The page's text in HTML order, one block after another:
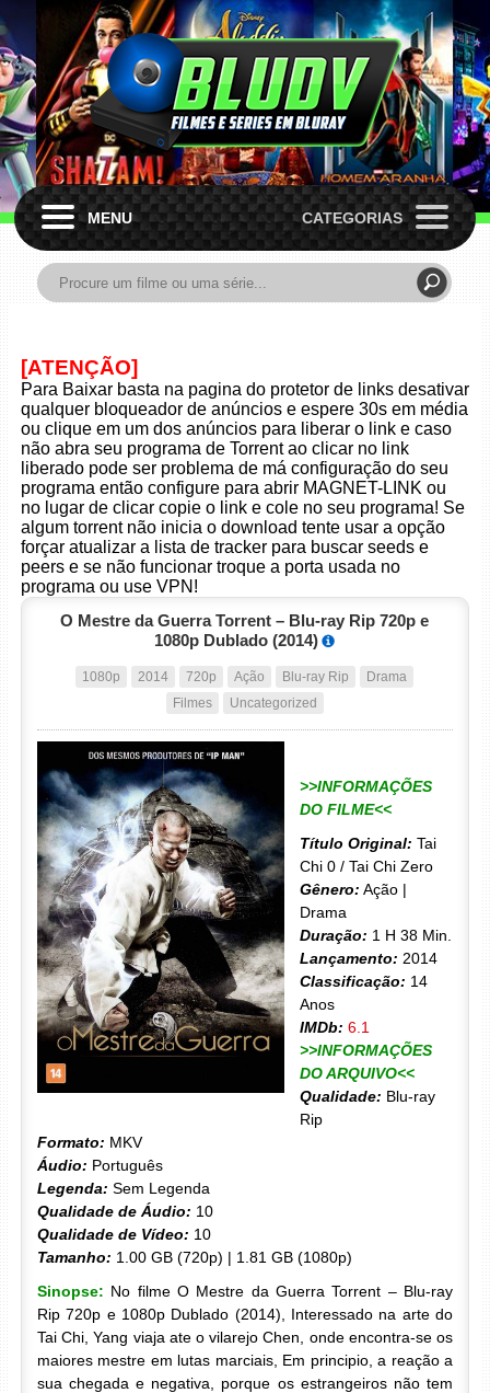
MENU CATEGORIAS
[ATENÇÃO]
Para Baixar basta na pagina do protetor de links desativar
qualquer bloqueador de anúncios e espere 30s em média
ou clique em um dos anúncios para liberar o link e caso
não abra seu programa de Torrent ao clicar no link
liberado pode ser problema de má configuração do seu
programa então configure para abrir MAGNET-LINK ou
no lugar de clicar copie o link e cole no seu programa! Se
algum torrent não inicia o download tente usar a opção
forçar atualizar a lista de tracker para buscar seeds e
peers e se não funcionar troque a porta usada no
programa ou use VPN!
O Mestre da Guerra Torrent – Blu-ray Rip 720p e
1080p Dublado (2014)
1080p 2014 720p Ação Blu-ray Rip
Drama
Filmes
Uncategorized
>>INFORMAÇÕES
DO FILME<<
Título Original: Tai
Chi 0 / Tai Chi Zero
Gênero: Ação |
Drama
Duração: 1 H 38 Min.
Lançamento: 2014
Classificação: 14
Anos
IMDb: 6.1
>>INFORMAÇÕES
DO ARQUIVO<<
Qualidade: Blu-ray
Rip
Formato: MKV
Áudio: Português
Legenda: Sem Legenda
Qualidade de Áudio: 10
Qualidade de Vídeo: 10
Tamanho: 1.00 GB (720p) | 1.81 GB (1080p)
Sinopse: No filme O Mestre da Guerra Torrent – Blu-ray
Rip 720p e 1080p Dublado (2014), Interessado na arte do
Tai Chi, Yang viaja ate o vilarejo Chen, onde encontra-se os
maiores mestre em lutas marciais, Em principio, a reação a
sua chegada e negativa, porque os estrangeiros não tem